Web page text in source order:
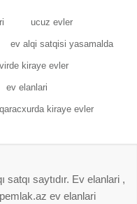
ucuz evler
ev alqi satqisi yasamalda
kiraye evler
ev elanlari
qaracxurda kiraye evler
saytıdır. Ev elanlari ,
ev elanlari